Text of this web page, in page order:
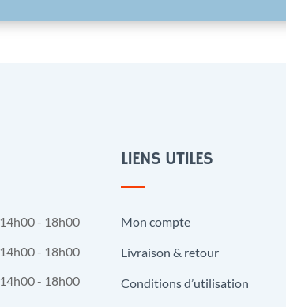
14h00 - 18h00
14h00 - 18h00
14h00 - 18h00
LIENS UTILES
Mon compte
Livraison & retour
Conditions d’utilisation